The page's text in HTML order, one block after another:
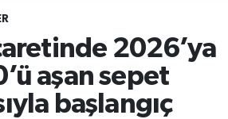
2026’ya
aşan sepet
başlangıç